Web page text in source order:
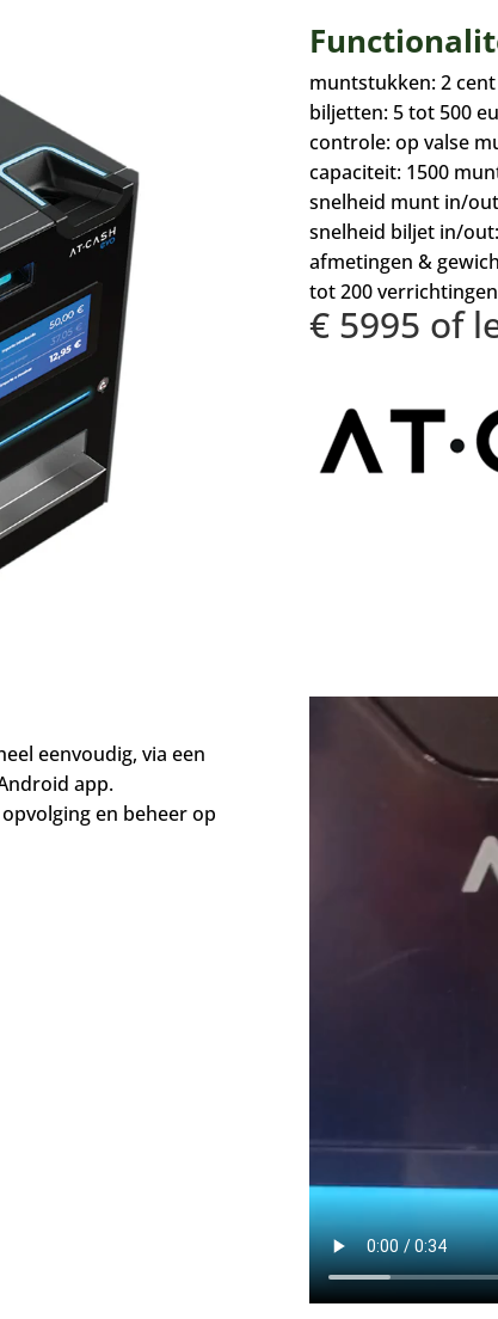
muntstukken: 2
biljetten: 5 tot 500
controle: op valse
capaciteit: 1500
snelheid munt in/
snelheid biljet in/
afmetingen &
tot 200
€ 5995 of
eenvoudig, via een
app.
en beheer op